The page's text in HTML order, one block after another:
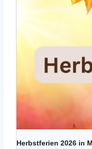
Herbstferien 2026 in